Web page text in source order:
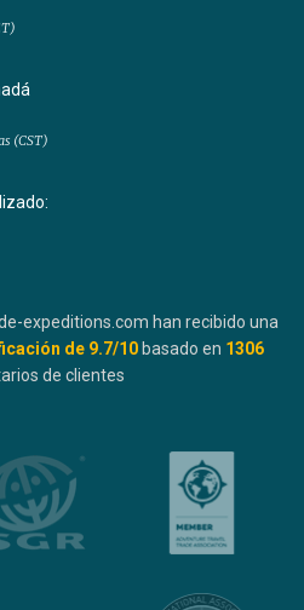
(CST)
expeditions.com han recibido una
de 9.7/10 basado en 1306
de clientes